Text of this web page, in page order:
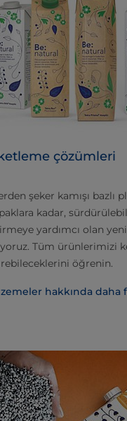
çözümleri
şeker kamışı bazlı
kadar,
yardımcı olan
Tüm ürünlerimizi
öğrenin.
hakkında daha